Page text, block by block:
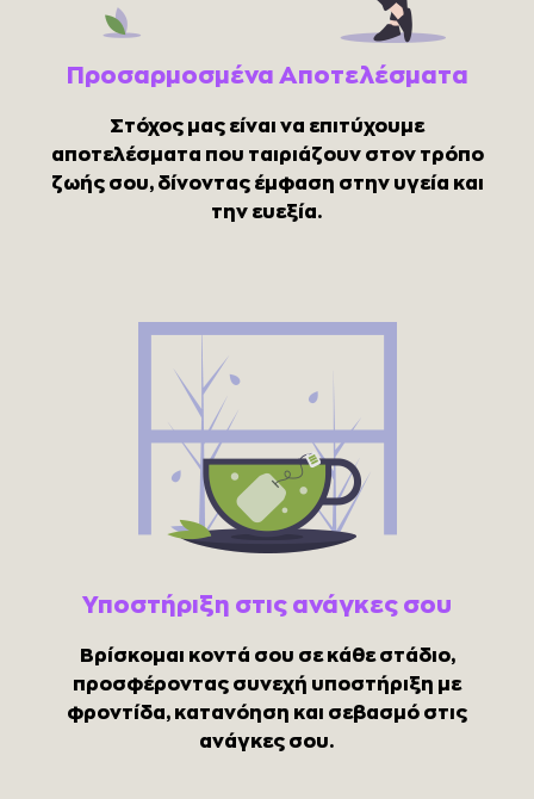
Προσαρμοσμένα Αποτελέσματα
Στόχος μας είναι να επιτύχουμε
αποτελέσματα που ταιριάζουν στον τρόπο
ζωής σου, δίνοντας έμφαση στην υγεία και
την ευεξία.
Υποστήριξη στις ανάγκες σου
Βρίσκομαι κοντά σου σε κάθε στάδιο,
προσφέροντας συνεχή υποστήριξη με
φροντίδα, κατανόηση και σεβασμό στις
ανάγκες σου.